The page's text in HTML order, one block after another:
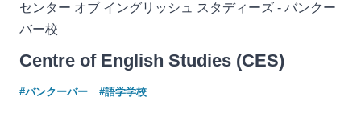
センター オブ イングリッシュ スタディーズ - バンクー
バー校
Centre of English Studies (CES)
#バンクーバー #語学学校